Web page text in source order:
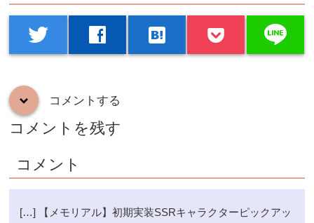
twitter facebook hatenabookmark line
down コメントする
コメントを残す
コメント
[…] 【メモリアル】初期実装SSRキャラクターピックアッ